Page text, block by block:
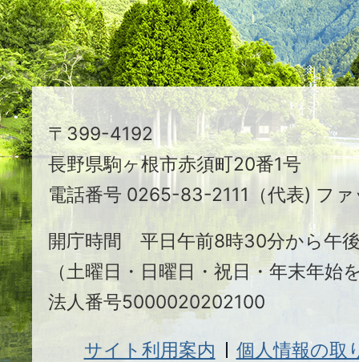
る
ま
ち
駒
ヶ
根
市
〒399-4192
長野県駒ヶ根市赤須町20番1号
電話番号 0265-83-2111（代表) フ
開庁時間 平日午前8時30分から午
（土曜日・日曜日・祝日・年末年始
法人番号5000020202100
サイト利用案内
個人情報の取